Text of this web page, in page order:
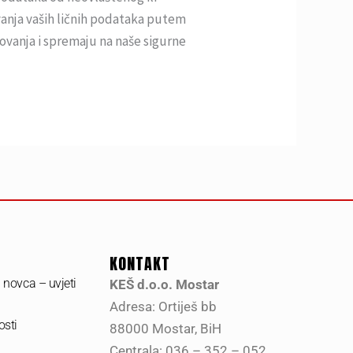
vaših ličnih podataka putem
i spremaju na naše sigurne
– uvjeti
KONTAKT
KEŠ d.o.o. Mostar
Adresa: Ortiješ bb
88000 Mostar, BiH